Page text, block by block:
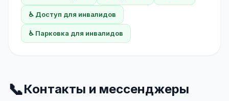
♿ Доступ для инвалидов
♿ Парковка для инвалидов
📞Контакты и мессенджеры